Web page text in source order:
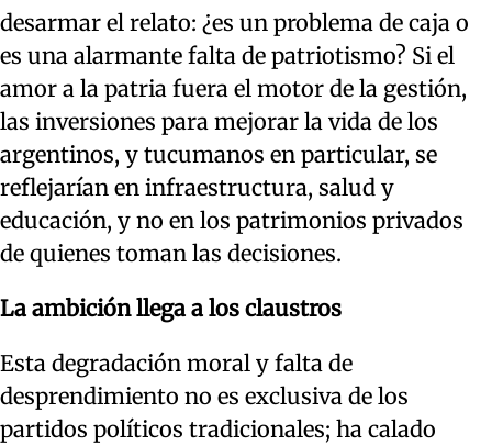
desarmar el relato: ¿es un problema de caja o
es una alarmante falta de patriotismo? Si el
amor a la patria fuera el motor de la gestión,
las inversiones para mejorar la vida de los
argentinos, y tucumanos en particular, se
reflejarían en infraestructura, salud y
educación, y no en los patrimonios privados
de quienes toman las decisiones.
La ambición llega a los claustros
Esta degradación moral y falta de
desprendimiento no es exclusiva de los
partidos políticos tradicionales; ha calado